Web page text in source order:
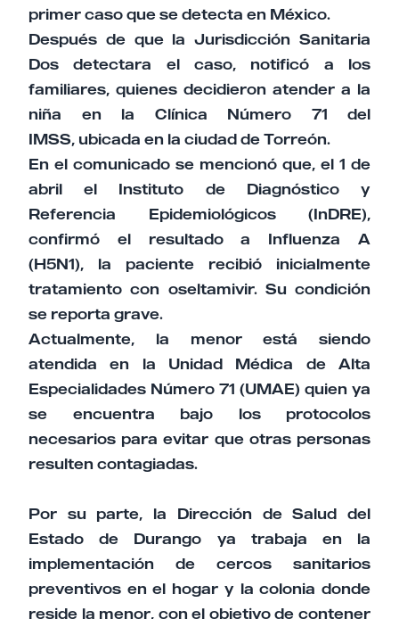
primer caso que se detecta en México.
Después de que la Jurisdicción Sanitaria
Dos detectara el caso, notificó a los
familiares, quienes decidieron atender a la
niña en la Clínica Número 71 del
IMSS, ubicada en la ciudad de Torreón.
En el comunicado se mencionó que, el 1 de
abril el Instituto de Diagnóstico y
Referencia Epidemiológicos (InDRE),
confirmó el resultado a Influenza A
(H5N1), la paciente recibió inicialmente
tratamiento con oseltamivir. Su condición
se reporta grave.
Actualmente, la menor está siendo
atendida en la Unidad Médica de Alta
Especialidades Número 71 (UMAE) quien ya
se encuentra bajo los protocolos
necesarios para evitar que otras personas
resulten contagiadas.
Por su parte, la Dirección de Salud del
Estado de Durango ya trabaja en la
implementación de cercos sanitarios
preventivos en el hogar y la colonia donde
reside la menor, con el objetivo de contener